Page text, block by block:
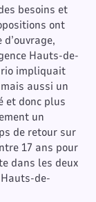
besoins et
ont
Hauts-de-
impliquait
aussi un
et donc plus
un
de retour sur
17 ans pour
dans les deux
Hauts-de-